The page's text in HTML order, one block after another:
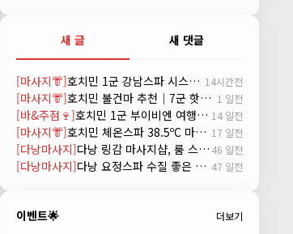
새 글 새 댓글
[마사지👘] 호치민 1군 강남스파 시스템 및 예약방법 (GANGNAM SPA) 14시간전
[마사지👘] 호치민 불건마 추천｜7군 핫스톤 마사지(Hot Stone massage) 1 일전
[바&주점🍷] 호치민 1군 부이비엔 여행자거리 착석 토킹바 놀이터 (NORITER LOUNGE) 14 일전
[마사지👘] 호치민 체온스파 38.5ºC 마사지 CHEON SPA Massage 17 일전
[다낭마사지] 다낭 링감 마사지샵, 룸 스파(Room Spa) 예약 46 일전
[다낭마사지] 다낭 요정스파 수질 좋은 곳 시스템 및 예약 방법 47 일전
이벤트🌟 더보기